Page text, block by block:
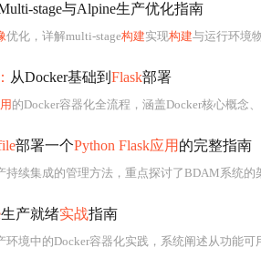
stage与Alpine生产优化指南
优化，详解multi-stage构建实现构建与运行环境物理隔离，规
从Docker基础到 Flask部署
的Docker容器化全流程，涵盖Docker核心概念
部署一个Python Flask应用 的完整指南
生产就绪实战指南
境中的Docker容器化实践，系统阐述从功能可用到生产